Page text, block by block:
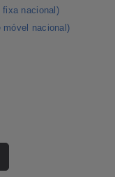
fixa nacional)
móvel nacional)